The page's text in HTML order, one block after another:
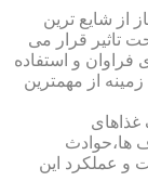
از شایع ترین
تاثیر قرار می
و استفاده
از مهمترین
غذاهای
ها،حوادث
و عملکرد این